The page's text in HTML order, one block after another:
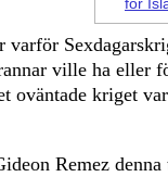
för
varför
ville ha eller
kriget
Remez